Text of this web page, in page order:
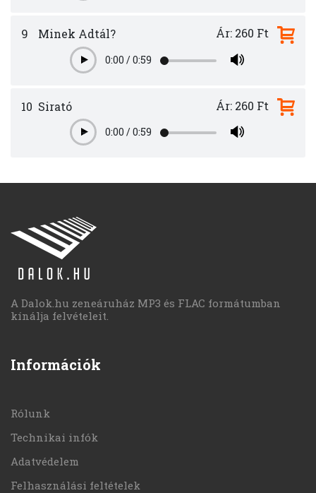
9 Minek Adtál?
Play0:00 /0:59
Ár: 260 Ft
10 Sirató
Play0:00 /0:59
Ár: 260 Ft
A Dalok.hu zeneáruház MP3 és FLAC formátumban
kínálja felvételeit.
Információk
Rólunk
Technikai infók
Adatvédelem
Felhasználási feltételek